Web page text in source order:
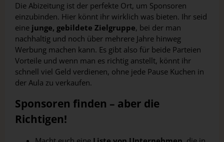
Die Abizeitung ist der perfekte Ort, um Sponsoren
einzubinden. Hier könnt ihr wirklich was bieten. Ihr seid
eine junge, gebildete Zielgruppe, bei der man
nachhaltig und noch über mehrere Jahre hinweg
Werbung machen kann. Es gibt also für beide Parteien
Vorteile und wenn man es richtig anstellt, könnt ihr
schnell viel Geld verdienen, ohne jede Pause Kuchen in
der Aula zu verkaufen.
Sponsoren finden – aber die
Richtigen!